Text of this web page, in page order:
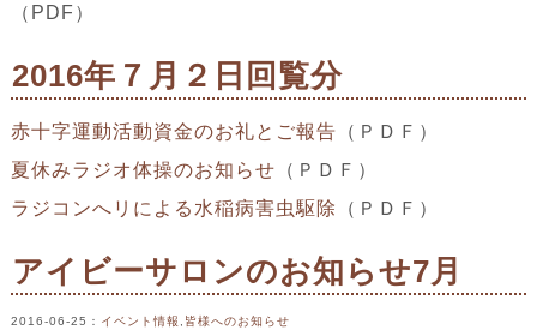
（PDF）
2016年７月２日回覧分
赤十字運動活動資金のお礼とご報告 （ＰＤＦ）
夏休みラジオ体操のお知らせ （ＰＤＦ）
ラジコンへリによる水稲病害虫駆除
（ＰＤＦ）
アイビーサロンのお知らせ7月
2016-06-25 ： イベント情報 皆様へのお知らせ